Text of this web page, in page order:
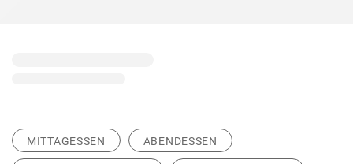
MITTAGESSEN ABENDESSEN